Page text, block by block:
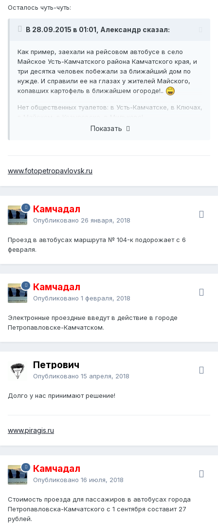
Осталось чуть-чуть:
В 28.09.2015 в 01:01, Александр сказал:
Как пример, заехали на рейсовом автобусе в село
Майское Усть-Камчатского района Камчатского края, и
три десятка человек побежали за ближайший дом по
нужде. И справили ее на глазах у жителей Майского,
копавших картофель в ближайшем огороде!..
Нет общественных туалетов: в Усть-Камчатске, в Ключах,
Показать
www.fotopetropavlovsk.ru
Камчадал
Опубликовано 26 января, 2018
Проезд в автобусах маршрута № 104-к подорожает с 6
февраля.
Камчадал
Опубликовано 1 февраля, 2018
Электронные проездные введут в действие в городе
Петропавловске-Камчатском.
Петрович
Опубликовано 15 апреля, 2018
Долго у нас принимают решение!
www.piragis.ru
Камчадал
Опубликовано 16 июля, 2018
Стоимость проезда для пассажиров в автобусах города
Петропавловска-Камчатского с 1 сентября составит 27
рублей.